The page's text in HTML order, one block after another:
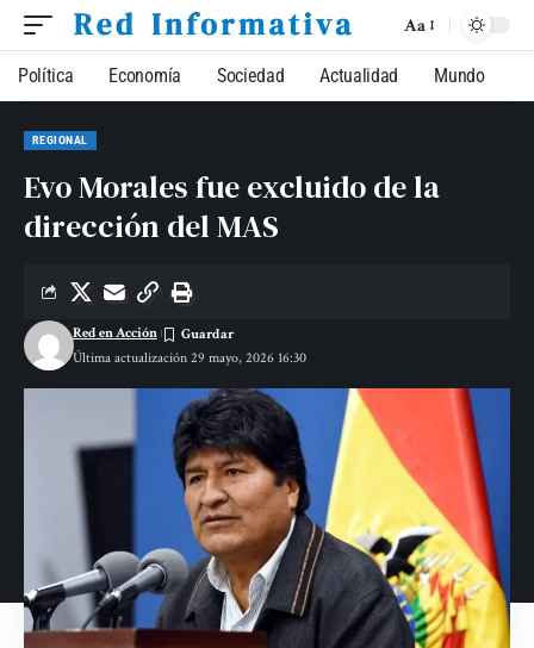
Aa
Política Economía Sociedad Actualidad Mundo
REGIONAL
Evo Morales fue excluido de la
dirección del MAS
Última actualización 29 mayo, 2026 16:30
Red en Acción